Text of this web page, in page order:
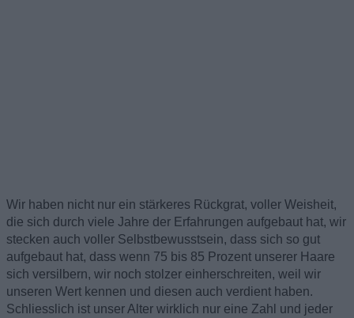
Wir haben nicht nur ein stärkeres Rückgrat, voller Weisheit,
die sich durch viele Jahre der Erfahrungen aufgebaut hat, wir
stecken auch voller Selbstbewusstsein, dass sich so gut
aufgebaut hat, dass wenn 75 bis 85 Prozent unserer Haare
sich versilbern, wir noch stolzer einherschreiten, weil wir
unseren Wert kennen und diesen auch verdient haben.
Schliesslich ist unser Alter wirklich nur eine Zahl und jeder